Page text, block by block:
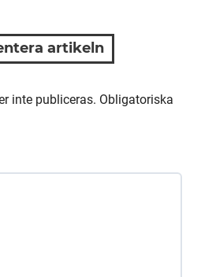
artikeln
inte publiceras. Obligatoriska